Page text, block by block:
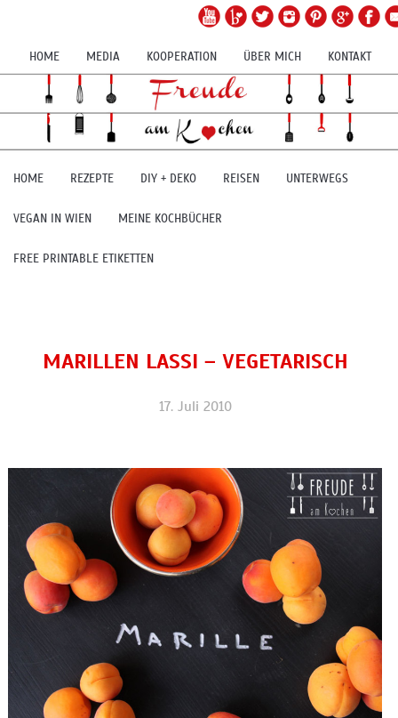
HOME MEDIA KOOPERATION ÜBER MICH KONTAKT
HOME REZEPTE DIY + DEKO REISEN UNTERWEGS
VEGAN IN WIEN MEINE KOCHBÜCHER
FREE PRINTABLE ETIKETTEN
MARILLEN LASSI – VEGETARISCH
17. Juli 2010